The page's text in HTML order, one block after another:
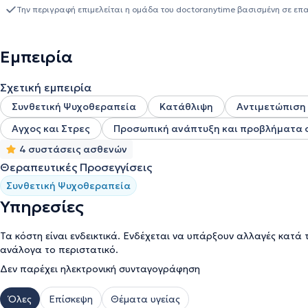
Σ.Ο.Ψ.Υ. Πάτρας, όπου συνέχισε εθελοντικά τη συνεργασία της
νοητική ενδυνάμωση ατόμων με ήπιες νοητικές διαταραχές.Η
ως εκπαιδευόμενη στην Ε
έμπειρη επαγγελματία στον χώρο της Ψυχοθεραπείας και
θεραπεία. Στο ιδιωτικό της γραφείο παρέχει υπηρεσίες
αντιμετωπίζουν:άγχος,κατάθλιψη,κρίσεις
διαταραχές,ζητήματα προσωπικής ανάπτυξης καθώς και
υποστήριξη και ψυχοεκπαίδευση σε οικογενειακούς φροντιστές
ψυχικής ανθεκτικότητας και της ποιότητας ζωής τόσο των
Την περιγραφή επιμελείται η ομάδα του doctoranytime βασισμένη σε
Εμπειρία
Σχετική εμπειρία
Συνθετική Ψυχοθεραπεία Κατάθλιψη
Αγχος και Στρες
Προσωπική ανάπτυξη και προβλήματα
4 συστάσεις ασθενών
Θεραπευτικές Προσεγγίσεις
Συνθετική Ψυχοθεραπεία
Υπηρεσίες
Τα κόστη είναι ενδεικτικά. Ενδέχεται να υπάρξουν αλλαγές κατά
ανάλογα το περιστατικό.
Δεν παρέχει ηλεκτρονική συνταγογράφηση
Όλες Επίσκεψη Θέματα υγείας